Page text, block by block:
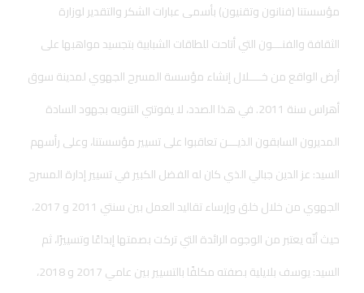
مؤسستنا (فنانون وتقنيون) بأسمى عبارات الشكر والتقدير لوزارة
الثقافة والفنـــون التي أتاحت للطاقات الشبابية بتجسيد مواهبها على
أرض الواقع من خــــلال إنشاء مؤسسة المسرح الجهوي لمدينة سوق
أهراس سنة 2011. في هذا الصدد، لا يفوتني التنويه بجهود السادة
المديرون السابقون الذيـــن تعاقبوا على تسيير مؤسستنا، وعلى رأسهم
السيد: عز الدين جبالي الذي كان له الفضل الكبير في تسيير إدارة المسرح
الجهوي من خلال خلق وإرساء تقاليد العمل بين سنتي 2011 و 2017،
حيث أنّه يعتبر من الوجوه الرائدة التي تركت بصمتها إبداعًا وتسييرًا، ثم
السيد: يوسف بلايلية بصفته مكلفًا بالتسيير بين عامي 2017 و 2018،